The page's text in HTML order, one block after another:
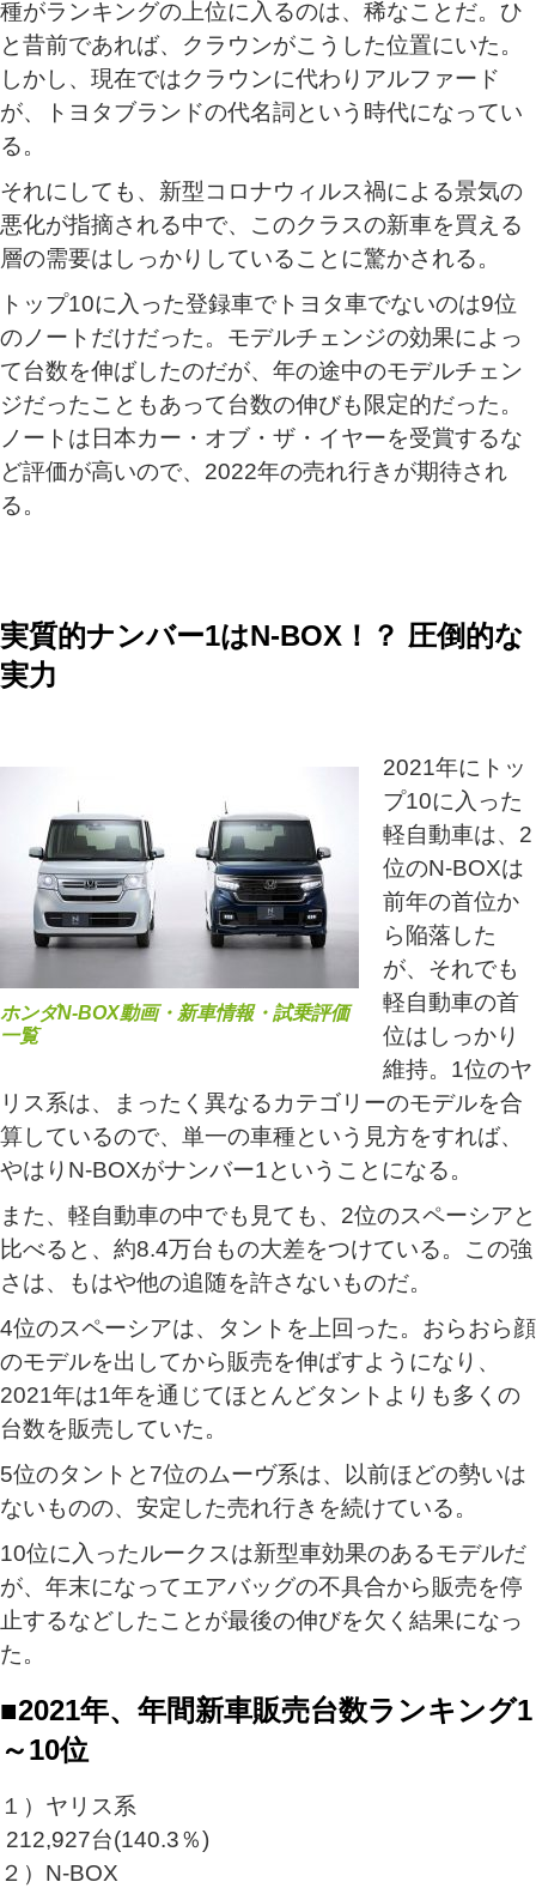
種がランキングの上位に入るのは、稀なことだ。ひ
と昔前であれば、クラウンがこうした位置にいた。
しかし、現在ではクラウンに代わりアルファード
が、トヨタブランドの代名詞という時代になってい
る。
それにしても、新型コロナウィルス禍による景気の
悪化が指摘される中で、このクラスの新車を買える
層の需要はしっかりしていることに驚かされる。
トップ10に入った登録車でトヨタ車でないのは9位
のノートだけだった。モデルチェンジの効果によっ
て台数を伸ばしたのだが、年の途中のモデルチェン
ジだったこともあって台数の伸びも限定的だった。
ノートは日本カー・オブ・ザ・イヤーを受賞するな
ど評価が高いので、2022年の売れ行きが期待され
る。
実質的ナンバー1はN-BOX！？ 圧倒的な
実力
ホンダN-BOX動画・新車情報・試乗評価
一覧
2021年にトッ
プ10に入った
軽自動車は、2
位のN-BOXは
前年の首位か
ら陥落した
が、それでも
軽自動車の首
位はしっかり
維持。1位のヤ
リス系は、まったく異なるカテゴリーのモデルを合
算しているので、単一の車種という見方をすれば、
やはりN-BOXがナンバー1ということになる。
また、軽自動車の中でも見ても、2位のスペーシアと
比べると、約8.4万台もの大差をつけている。この強
さは、もはや他の追随を許さないものだ。
4位のスペーシアは、タントを上回った。おらおら顔
のモデルを出してから販売を伸ばすようになり、
2021年は1年を通じてほとんどタントよりも多くの
台数を販売していた。
5位のタントと7位のムーヴ系は、以前ほどの勢いは
ないものの、安定した売れ行きを続けている。
10位に入ったルークスは新型車効果のあるモデルだ
が、年末になってエアバッグの不具合から販売を停
止するなどしたことが最後の伸びを欠く結果になっ
た。
■2021年、年間新車販売台数ランキング1
～10位
１）ヤリス系
212,927台(140.3％)
２）N-BOX